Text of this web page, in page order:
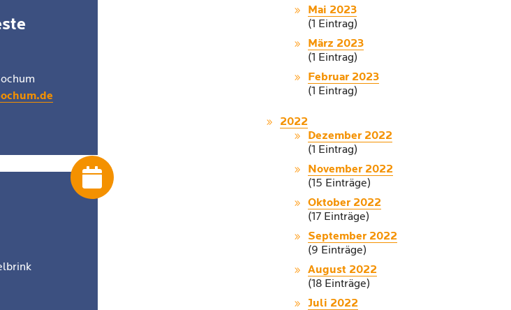
Mai 2023
(1 Eintrag)
März 2023
(1 Eintrag)
Februar 2023
(1 Eintrag)
2022
Dezember 2022
(1 Eintrag)
November 2022
(15 Einträge)
Oktober 2022
(17 Einträge)
September 2022
(9 Einträge)
August 2022
(18 Einträge)
Juli 2022